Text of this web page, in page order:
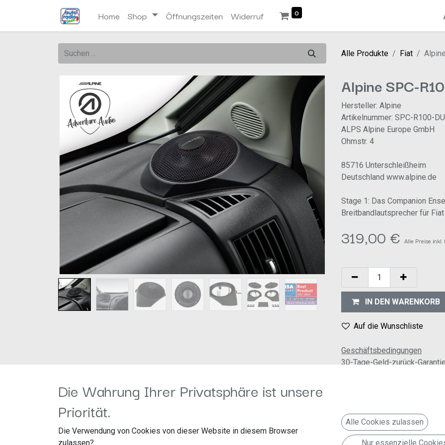
Home Shop Öffnungszeiten Widerruf 0
Alle Produkte Fiat
Alpine SPC-
Hersteller: Alpine
Artikelnummer: SPC-R100-DU
ALPS Alpine Europe GmbH
Ohmstr. 4
85716 Unterschleißheim
Deutschland www.alpine.de
Stage 1: Das Companion
Breitbandlautsprecher für
319,00 € Alle Preise
IN DEN WARENKORB
Auf die Wunschliste
Geschäftsbedingungen
30-Tage-Geld-zurück-Garantie
Alpine "Adventure Audio" Soundsysteme bieten eine hervorragende Klangqualität und erfüllen die besonderen
Soundtechnologien, damit die gewünschte Klangqualität in Ihrem
Dafür bietet das Adventure Audio Programm eindreistufiges Sound-Upgrade für den Fiat Ducato 3und baugleiche
Die Wahrung Ihrer Privatsphäre ist unsere
Priorität.
Die Verwendung von Cookies von dieser Website in diesem Browser
zulassen?
Alle Cookies zulassen
Nur essenzielle